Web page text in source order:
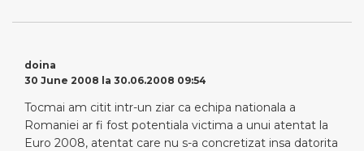
doina
30 June 2008 la 30.06.2008 09:54
Tocmai am citit intr-un ziar ca echipa nationala a
Romaniei ar fi fost potentiala victima a unui atentat la
Euro 2008, atentat care nu s-a concretizat insa datorita